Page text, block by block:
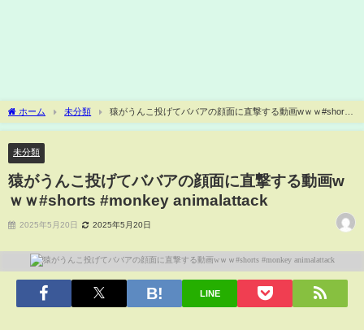
ホーム 未分類
猿がうんこ投げてババアの顔面に直撃する動画wｗｗ#shorts
#monkey animalattack
未分類
猿がうんこ投げてババアの顔面に直撃する動画w
ｗｗ#shorts #monkey animalattack
2025年5月20日 2025年5月20日
LINE